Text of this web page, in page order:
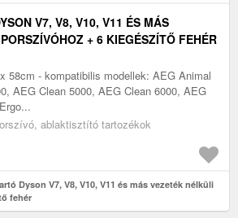
V7, V8, V10, V11 ÉS MÁS
+ 6 KIEGÉSZÍTŐ FEHÉR
58cm - kompatibilis modellek: AEG Animal
AEG Clean 5000, AEG Clean 6000, AEG
ablaktisztító tartozékok
Dyson V7, V8, V10, V11 és más vezeték nélküli
fehér